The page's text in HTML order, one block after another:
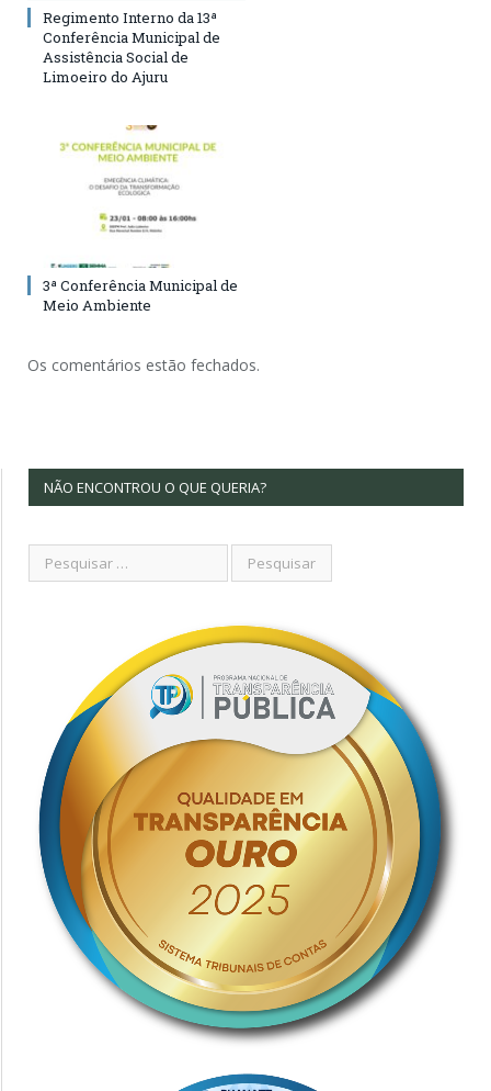
Regimento Interno da 13ª
Conferência Municipal de
Assistência Social de
Limoeiro do Ajuru
3ª Conferência Municipal de
Meio Ambiente
Os comentários estão fechados.
NÃO ENCONTROU O QUE QUERIA?